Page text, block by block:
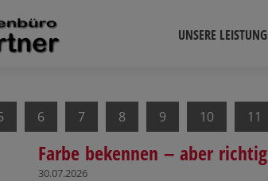
UNSERE
6 7 8 9 10 11
Farbe bekennen – aber
30.07.2026